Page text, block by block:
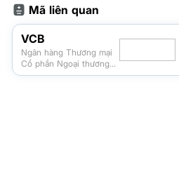
Mã liên quan
VCB
Ngân hàng Thương mại
Cổ phần Ngoại thương
Việt Nam